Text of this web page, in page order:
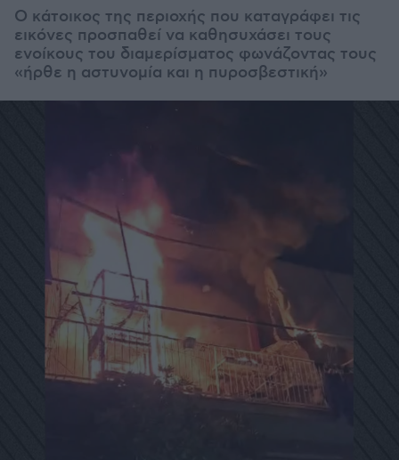
Ο κάτοικος της περιοχής που καταγράφει τις
εικόνες προσπαθεί να καθησυχάσει τους
ενοίκους του διαμερίσματος φωνάζοντας τους
«ήρθε η αστυνομία και η πυροσβεστική»